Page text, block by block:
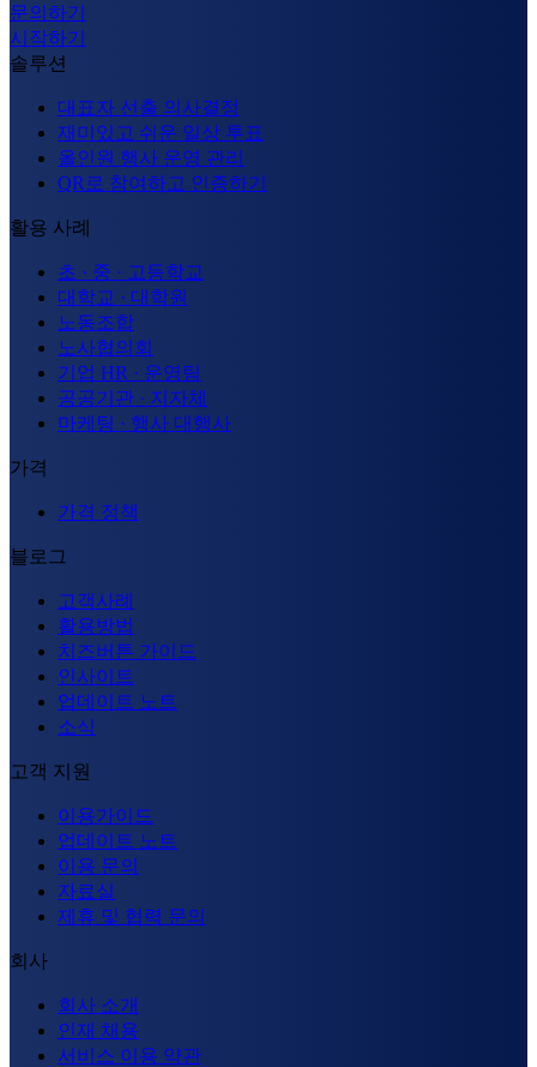
문의하기
시작하기
솔루션
대표자 선출 의사결정
재미있고 쉬운 일상 투표
올인원 행사 운영 관리
QR로 참여하고 인증하기
활용 사례
초 · 중 · 고등학교
대학교 · 대학원
노동조합
노사협의회
기업 HR · 운영팀
공공기관 · 지자체
마케팅 · 행사 대행사
가격
가격 정책
블로그
고객사례
활용방법
치즈버튼 가이드
인사이트
업데이트 노트
소식
고객 지원
이용가이드
업데이트 노트
이용 문의
자료실
제휴 및 협력 문의
회사
회사 소개
인재 채용
서비스 이용 약관